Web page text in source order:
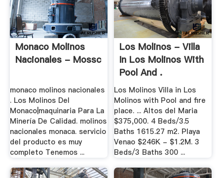
Monaco Molinos
Nacionales - Mossc
monaco molinos nacionales
. Los Molinos Del
Monaco|maquinaria Para La
Minería De Calidad. molinos
nacionales monaca. servicio
del producto es muy
completo Tenemos ...
Los Molinos - Villa
In Los Molinos With
Pool And .
Los Molinos Villa in Los
Molinos with Pool and fire
place. ... Altos del Maria
$375,000. 4 Beds/3.5
Baths 1615.27 m2. Playa
Venao $246K - $1.2M. 3
Beds/3 Baths 300 ...